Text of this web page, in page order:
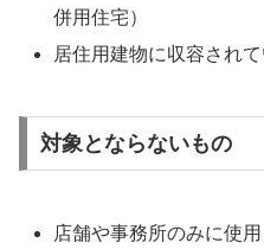
併用住宅）
居住用建物に収容され
対象とならないもの
店舗や事務所のみに使